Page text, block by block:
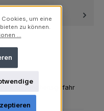
Gesundheitsgefahr
Cookies, um eine
zu können.
...